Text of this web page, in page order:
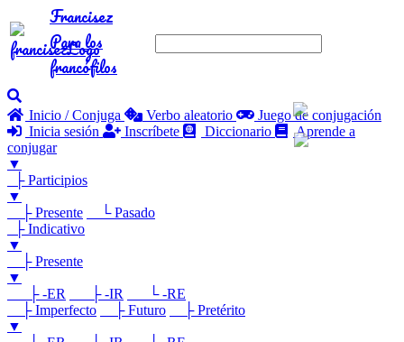
Francisez
Para los
francófilos
Inicio / Conjuga Verbo aleatorio
Juego de conjugación
Inicia sesión
Inscríbete Diccionario
Aprende a
conjugar
▼
├ Participios
▼
├ Presente
└ Pasado
├ Indicativo
▼
├ Presente
▼
├ -ER
├ -IR
└ -RE
├ Imperfecto
├ Futuro
├ Pretérito
▼